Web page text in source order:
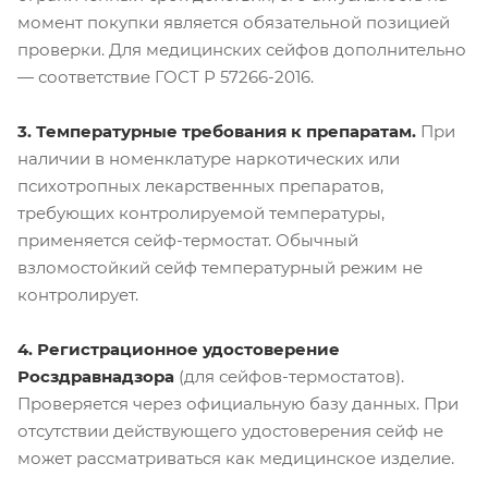
момент покупки является обязательной позицией
проверки. Для медицинских сейфов дополнительно
— соответствие ГОСТ Р 57266-2016.
3. Температурные требования к препаратам. При
наличии в номенклатуре наркотических или
психотропных лекарственных препаратов,
требующих контролируемой температуры,
применяется сейф-термостат. Обычный
взломостойкий сейф температурный режим не
контролирует.
4. Регистрационное удостоверение
Росздравнадзора (для сейфов-термостатов).
Проверяется через официальную базу данных. При
отсутствии действующего удостоверения сейф не
может рассматриваться как медицинское изделие.